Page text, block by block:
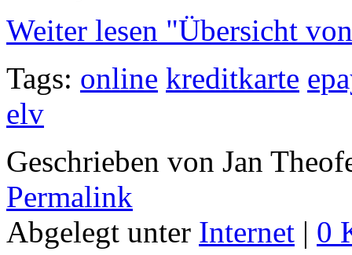
Weiter lesen "Übersicht
Tags: online kreditkarte
elv
Geschrieben von Jan
Permalink
Abgelegt unter Internet | 0